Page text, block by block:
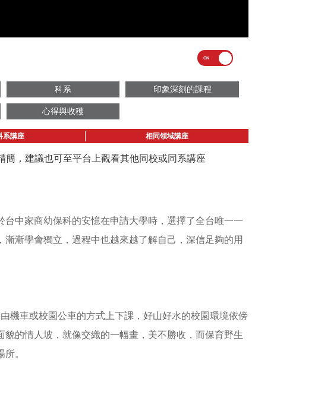
科系 印象深刻的課程
心得與收穫
系講座 相同領域講座
，建議也可至平台上觀看其他同校或同系講座
台中家商幼保科的安憶在申請大學時，選擇了全台唯一一
漸學會獨立，過程中也越來越了解自己，深信足夠的用
機車或校園公車的方式上下課，好山好水的校園環境依傍
的情人坡，就像交織的一幅畫，美不勝收，而保育野生
。